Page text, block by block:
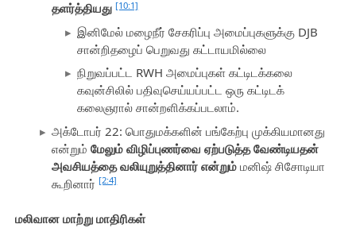
தளர்த்தியது [10:1]
இனிமேல் மழைநீர் சேகரிப்பு அமைப்புகளுக்கு DJB
சான்றிதழைப் பெறுவது கட்டாயமில்லை
நிறுவப்பட்ட RWH அமைப்புகள் கட்டிடக்கலை
கவுன்சிலில் பதிவுசெய்யப்பட்ட ஒரு கட்டிடக்
கலைஞரால் சான்றளிக்கப்படலாம்.
அக்டோபர் 22: பொதுமக்களின் பங்கேற்பு முக்கியமானது
என்றும்மேலும் விழிப்புணர்வை ஏற்படுத்த வேண்டியதன்
அவசியத்தை வலியுறுத்தினார் என்றும் மனிஷ் சிசோடியா
கூறினார் [2:4]
மலிவான மாற்று மாதிரிகள்